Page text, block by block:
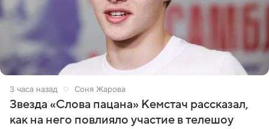
3 часа назад Соня Жарова
Звезда «Слова пацана» Кемстач рассказал,
как на него повлияло участие в телешоу